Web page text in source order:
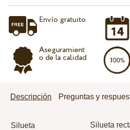
Envío gratuito
Aseguramient
o de la calidad
Descripción Preguntas y
Silueta
Silueta